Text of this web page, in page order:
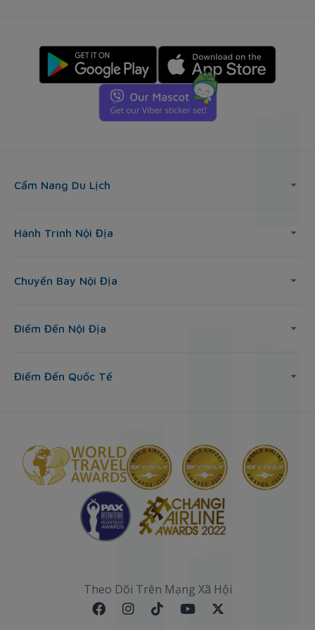
Cẩm Nang Du Lịch
Hành Trình Nội Địa
Chuyến Bay Nội Địa
Điểm Đến Nội Địa
Điểm Đến Quốc Tế
Theo Dõi Trên Mạng Xã Hội